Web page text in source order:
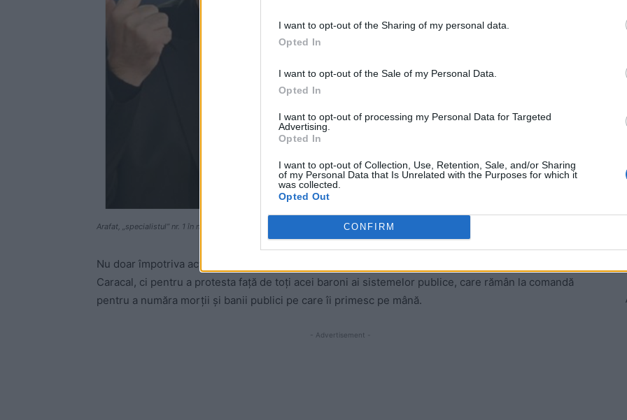
I want to opt-out of the Sharing of my personal data.
Opted In
I want to opt-out of the Sale of my Personal Data.
Opted In
I want to opt-out of processing my Personal Data for Targeted
Advertising.
Opted In
I want to opt-out of Collection, Use, Retention, Sale, and/or Sharing
of my Personal Data that Is Unrelated with the Purposes for which it
was collected.
Opted Out
CONFIRM
Arafat, „specialistul” nr. 1 în numărat morţii
Nu doar împotriva actualei guvernări PSD-ALDE, marea vinovată pentru moartea Alexandrei, din
Caracal, ci pentru a protesta faţă de toţi acei baroni ai sistemelor publice, care rămân la comandă
pentru a număra morţii şi banii publici pe care îi primesc pe mână.
- Advertisement -